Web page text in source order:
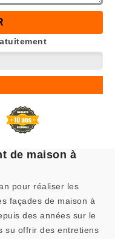
de maison à
pour réaliser les
façades de maison à
des années sur le
su offrir des entretiens